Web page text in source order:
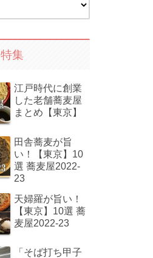
特集
江戸時代に創業
した老舗蕎麦屋
まとめ【東京】
田舎蕎麦が旨
い！【東京】10
選 蕎麦屋2022-
23
天婦羅が旨い！
【東京】10選 蕎
麦屋2022-23
「そば打ち甲子